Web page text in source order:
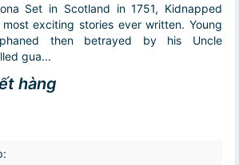
Set in Scotland in 1751, Kidnapped
exciting stories ever written. Young
then betrayed by his Uncle
gua...
hàng